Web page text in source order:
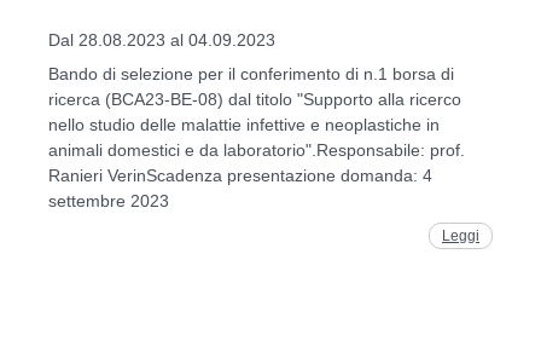
Dal 28.08.2023 al 04.09.2023
Bando di selezione per il conferimento di n.1 borsa di
ricerca (BCA23-BE-08) dal titolo "Supporto alla ricerco
nello studio delle malattie infettive e neoplastiche in
animali domestici e da laboratorio".Responsabile: prof.
Ranieri VerinScadenza presentazione domanda: 4
settembre 2023
Leggi